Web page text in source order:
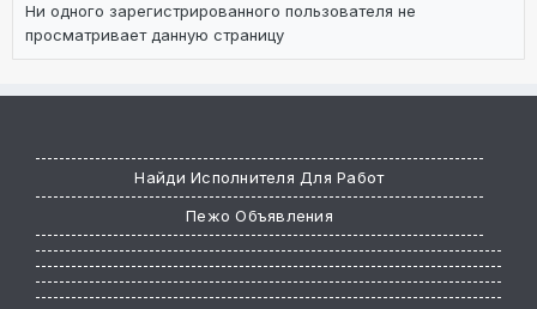
Ни одного зарегистрированного пользователя не
просматривает данную страницу
Найди Исполнителя Для Работ
Пежо Объявления